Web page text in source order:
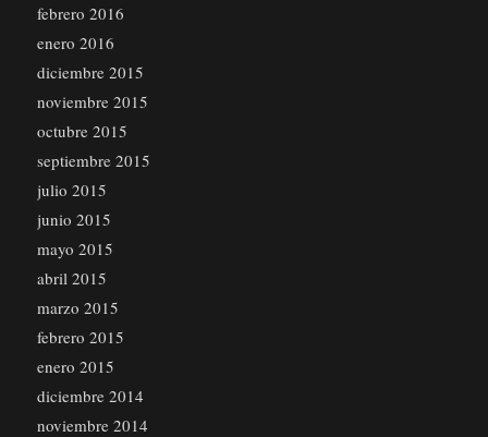
febrero 2016
enero 2016
diciembre 2015
noviembre 2015
octubre 2015
septiembre 2015
julio 2015
junio 2015
mayo 2015
abril 2015
marzo 2015
febrero 2015
enero 2015
diciembre 2014
noviembre 2014